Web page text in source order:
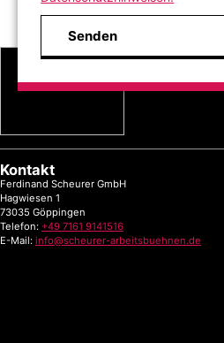
Senden
Kontakt
Ferdinand Scheurer GmbH
Hagwiesen 1
73035 Göppingen
Telefon: +49 7161 9141516
E-Mail: info@scheurer-arbeitsbuehnen.de